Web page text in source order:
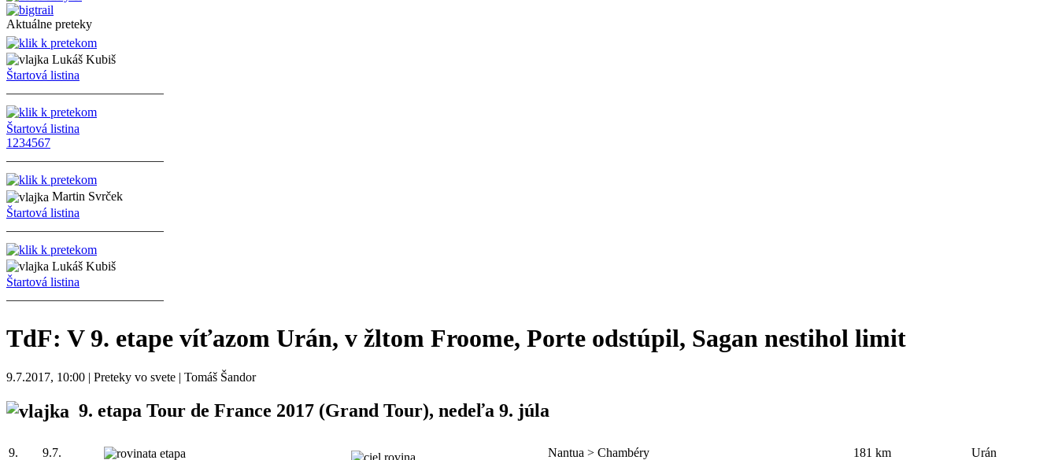
Aktuálne preteky
Lukáš Kubiš
Štartová listina
Štartová listina
1 234567
Martin Svrček
Štartová listina
Lukáš Kubiš
Štartová listina
TdF: V 9. etape víťazom Urán, v žltom Froome, Porte odstúpil, Sagan nestihol limit
9.7.2017, 10:00 | Preteky vo svete | Tomáš Šandor
9. etapa Tour de France 2017 (Grand Tour), nedeľa 9. júla
9. 9.7. Nantua > Chambéry 181 km
Urán